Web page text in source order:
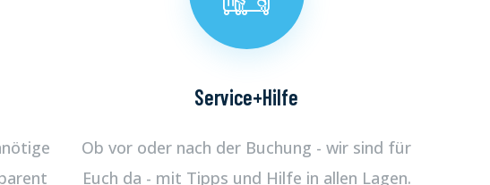
Service+Hilfe
Ob vor oder nach der Buchung - wir sind für
Euch da - mit Tipps und Hilfe in allen Lagen.